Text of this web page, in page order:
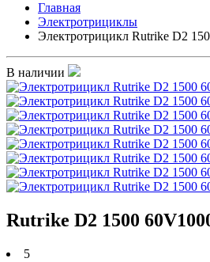
Главная
Электротрициклы
Электротрицикл Rutrike D2
В наличии
Rutrike D2 1500
5